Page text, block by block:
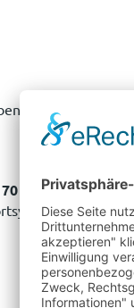
& Muttern
× 50 mm